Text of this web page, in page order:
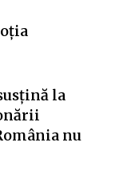
la
nu